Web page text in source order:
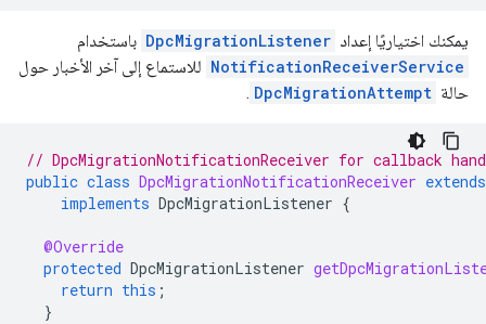
يمكنك اختياريًا إعداد DpcMigrationListener باستخدام
NotificationReceiverService للاستماع إلى آخر الأخبار حول
حالة DpcMigrationAttempt
.
// DpcMigrationNotificationReceiver for callback
public class DpcMigrationNotificationReceiver extends
implements DpcMigrationListener {
@Override
protected DpcMigrationListener
return this ;
}